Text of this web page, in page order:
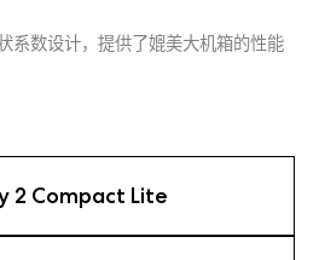
系数设计，提供了媲美大机箱的性能
2 Compact Lite